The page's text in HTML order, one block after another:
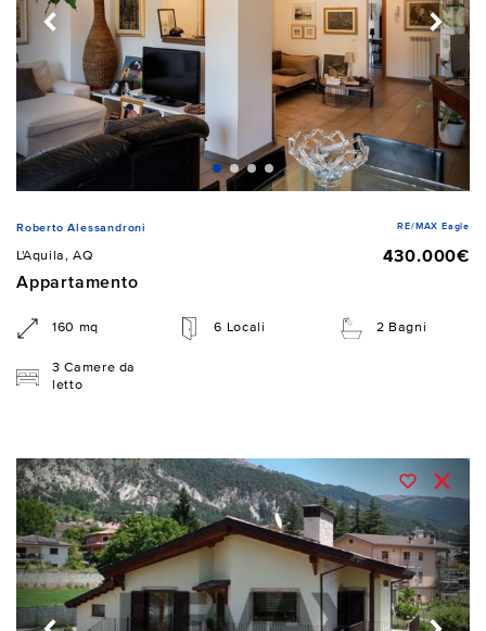
Roberto Alessandroni RE/MAX Eagle
L'Aquila, AQ
430.000€
Appartamento
160 mq 6 Locali 2 Bagni
3 Camere da
letto